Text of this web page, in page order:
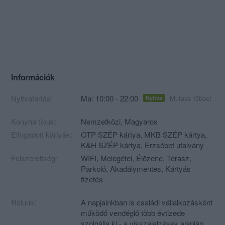
Információk
Nyitvatartás: Ma: 10:00 - 22:00 Nyitva Mutass többet
Konyha típus: Nemzetközi, Magyaros
Elfogadott kártyák:
OTP SZÉP kártya, MKB SZÉP kártya,
K&H SZÉP kártya, Erzsébet utalvány
Felszereltség:
WIFI, Melegétel, Élőzene, Terasz,
Parkoló, Akadálymentes, Kártyás
fizetés
Rólunk:
A napjainkban is családi vállalkozásként
működő vendéglő több évtizede